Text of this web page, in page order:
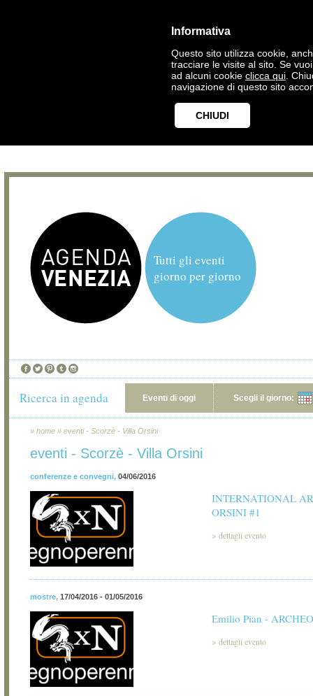
Informativa
Questo sito utilizza cookie,
tracciare le visite al sito. Se
ad alcuni cookie clicca qui .
navigazione di questo sito
CHIUDI
Tutti gli eventi
giorno per giorno
Ricerca in agenda Eventi di oggi Scegli il giorno:
» home » eventi - Scorzè - Villa Orsini
eventi - Scorzè - Villa Orsini
conferenze e convegni, 04/06/2016
INTERNATIONAL
ORSINI #1
> dettagli evento
mostre, 17/04/2016 - 01/05/2016
Emilio Pian -
> dettagli evento